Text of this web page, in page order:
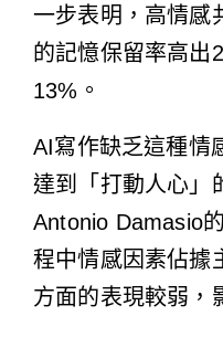
一步表明，高情感
的記憶保留率高出
13%。
AI寫作缺乏這種情
達到「打動人心」
Antonio Damasio
程中情感因素佔據
方面的表現較弱，